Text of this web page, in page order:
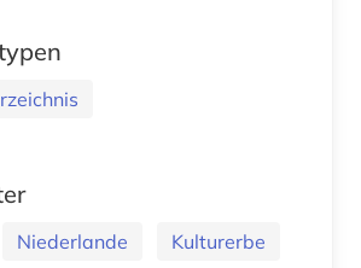
Niederlande Kulturerbe